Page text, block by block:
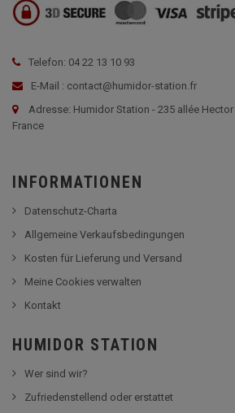
Telefon: 04 22 13 10 93
E-Mail : contact@humidor-station.fr
Adresse: Humidor Station - 235 allée
France
INFORMATIONEN
Datenschutz-Charta
Allgemeine Verkaufsbedingungen
Kosten für Lieferung und Versand
Meine Cookies verwalten
Kontakt
HUMIDOR STATION
Wer sind wir?
Zufriedenstellend oder erstattet